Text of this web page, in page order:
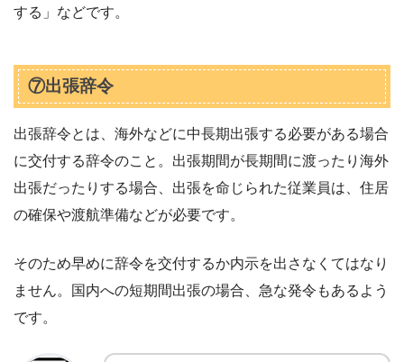
する」などです。
⑦出張辞令
出張辞令とは、海外などに中長期出張する必要がある場合
に交付する辞令のこと。出張期間が長期間に渡ったり海外
出張だったりする場合、出張を命じられた従業員は、住居
の確保や渡航準備などが必要です。
そのため早めに辞令を交付するか内示を出さなくてはなり
ません。国内への短期間出張の場合、急な発令もあるよう
です。